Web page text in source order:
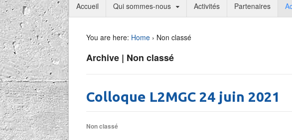
Accueil Qui sommes-nous Activités Partenaires
You are here: Home › Non classé
Archive | Non classé
Colloque L2MGC 24 juin 2021
Non classé